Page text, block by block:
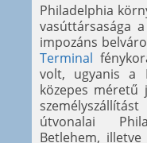
Philadelphia
vasúttársasága a
impozáns
Terminal
volt, ugyanis a
közepes méretű
útvonalai
Betlehem,